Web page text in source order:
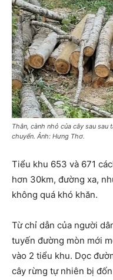
Thân, cành nhỏ của cây sau
chuyển. Ảnh: Hưng Thơ.
Tiểu khu 653 và 671
hơn 30km, đường xa,
không quá khó khăn.
Từ chỉ dẫn của người
tuyến đường mòn mới
vào 2 tiểu khu. Dọc
cây rừng tự nhiên bị